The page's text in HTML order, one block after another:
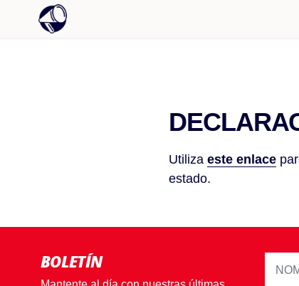
Utiliza este enlace
estado.
BOLETÍN